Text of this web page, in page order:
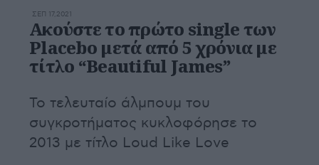
ΣΕΠ 17,2021
Ακούστε το πρώτο single των
Placebo μετά από 5 χρόνια με
τίτλο “Beautiful James”
Το τελευταίο άλμπουμ του
συγκροτήματος κυκλοφόρησε το
2013 με τίτλο Loud Like Love